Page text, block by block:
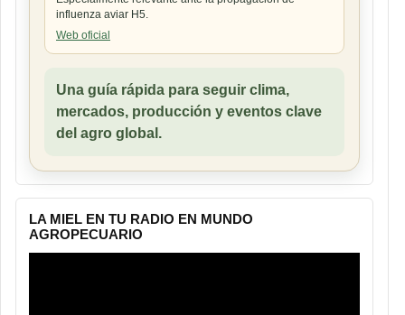
influenza aviar H5.
Web oficial
Una guía rápida para seguir clima,
mercados, producción y eventos clave
del agro global.
LA MIEL EN TU RADIO EN MUNDO
AGROPECUARIO